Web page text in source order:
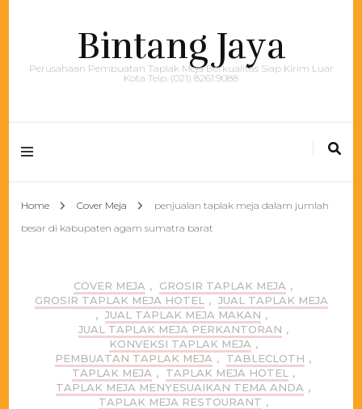
Bintang Jaya
Perusahaan Pembuatan Taplak Meja Berkualitas Siap Kirim Luar
Kota Telp. (021) 8261.9088
Home Cover Meja
penjualan taplak meja dalam jumlah
besar di kabupaten agam sumatra barat
COVER MEJA , GROSIR TAPLAK MEJA ,
GROSIR TAPLAK MEJA HOTEL
, JUAL TAPLAK MEJA
, JUAL TAPLAK MEJA MAKAN ,
JUAL TAPLAK MEJA PERKANTORAN ,
KONVEKSI TAPLAK MEJA ,
PEMBUATAN TAPLAK MEJA , TABLECLOTH ,
TAPLAK MEJA , TAPLAK MEJA HOTEL
,
TAPLAK MEJA MENYESUAIKAN TEMA ANDA ,
TAPLAK MEJA RESTOURANT ,